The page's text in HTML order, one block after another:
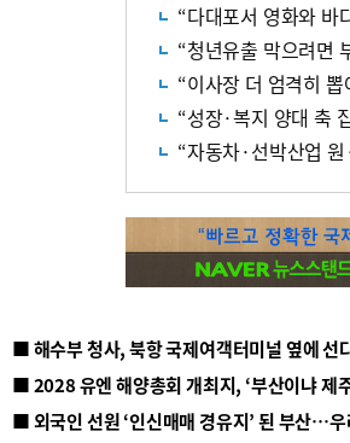
“다대포서 영화와 바
“청년유출 막으려면
“이사장 더 엄격히
“성장·복지 양대 축
“자동차·선박산업
■ 해수부 청사, 북항 국제여객터미널 옆에 선
■ 2028 유엔 해양총회 개최지, ‘부산이냐 제
■ 외국인 선원 ‘인신매매 경유지’ 된 부산…우